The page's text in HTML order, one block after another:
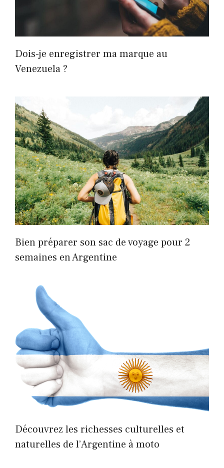
Dois-je enregistrer ma marque au
Venezuela ?
Bien préparer son sac de voyage pour 2
semaines en Argentine
Découvrez les richesses culturelles et
naturelles de l’Argentine à moto